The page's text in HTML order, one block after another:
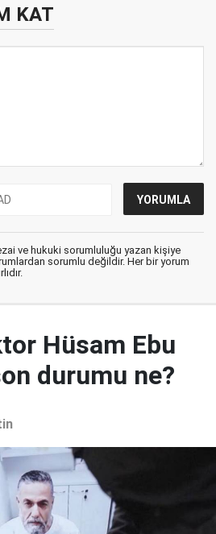
KAT
ve hukuki sorumluluğu yazan kişiye
sorumlu değildir. Her bir yorum
Hüsam Ebu
durumu ne?